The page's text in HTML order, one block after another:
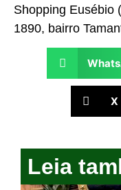
Shopping Eusébio
1890, bairro
X
Leia